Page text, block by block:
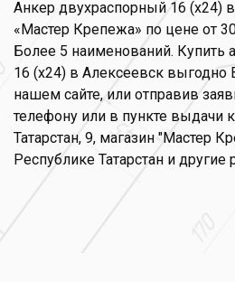
Анкер двухраспорный 16 (х24)
«Мастер Крепежа» по цене от
Более 5 наименований. Купить
16 (х24) в Алексеевск
нашем сайте, или отправив
телефону или в пункте выдачи
Татарстан, 9, магазин "Мастер
Республике Татарстан и